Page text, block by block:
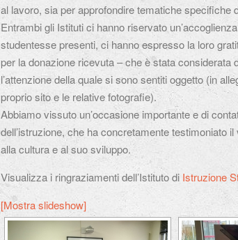
al lavoro, sia per approfondire tematiche specifiche
Entrambi gli Istituti ci hanno riservato
studentesse presenti, ci hanno espresso la loro
per la donazione ricevuta – che è stata
l’attenzione della quale si sono sentiti oggetto (in
proprio sito e le relative fotografie).
Abbiamo vissuto un’occasione importante e di
dell’istruzione, che ha concretamente testimoniato
alla cultura e al suo sviluppo.
Visualizza i ringraziamenti dell’Istituto di Istruzione
[Mostra slideshow]